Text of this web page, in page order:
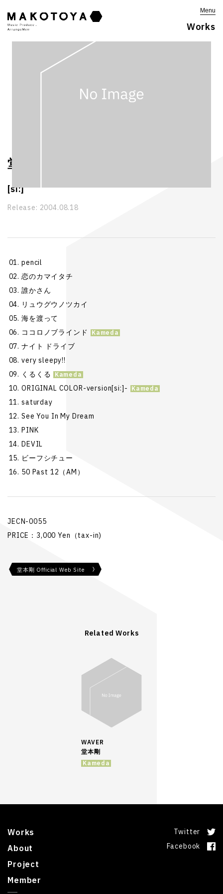
Menu
Works
堂本剛
[si:]
Release: 2004.08.18
pencil
恋のカマイタチ
誰かさん
リュウグウノツカイ
海を渡って
ココロノブラインド
ナイト ドライブ
very sleepy!!
くるくる
ORIGINAL COLOR-version[si:]-
saturday
See You In My Dream
PINK
DEVIL
ビーフシチュー
50 Past 12（AM）
JECN-0055
PRICE：3,000 Yen（tax-in)
堂本剛 Official Web Site
Related Works
WAVER
堂本剛
Kameda
Works
About
Project
Member
Twitter
Facebook